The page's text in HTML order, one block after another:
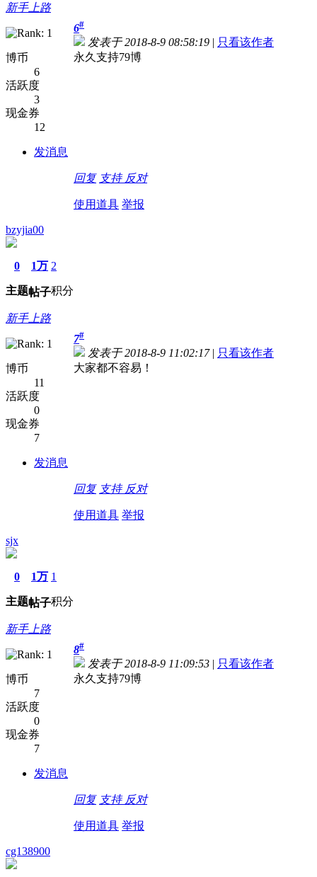
新手上路
博币
6
活跃度
3
现金券
12
发消息
6#
发表于 2018-8-9 08:58:19 | 只看该作者
永久支持79博
回复 支持 反对
使用道具 举报
bzyjia00
0
主题
1万
帖子
2
积分
新手上路
博币
11
活跃度
0
现金券
7
发消息
7#
发表于 2018-8-9 11:02:17 | 只看该作者
大家都不容易！
回复 支持 反对
使用道具 举报
sjx
0
主题
1万
帖子
1
积分
新手上路
博币
7
活跃度
0
现金券
7
发消息
8#
发表于 2018-8-9 11:09:53 | 只看该作者
永久支持79博
回复 支持 反对
使用道具 举报
cg138900